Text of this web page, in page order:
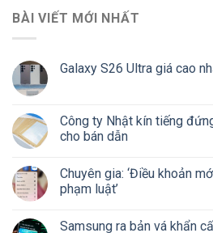
BÀI VIẾT MỚI NHẤT
Galaxy S26 Ultra giá cao
Công ty Nhật kín tiếng
cho bán dẫn
Chuyên gia: ‘Điều khoản
phạm luật’
Samsung ra bản vá khẩn